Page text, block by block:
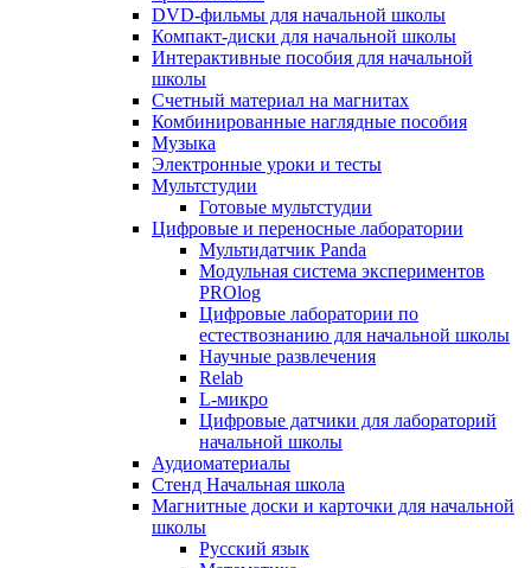
DVD-фильмы для начальной школы
Компакт-диски для начальной школы
Интерактивные пособия для начальной
школы
Счетный материал на магнитах
Комбинированные наглядные пособия
Музыка
Электронные уроки и тесты
Мультстудии
Готовые мультстудии
Цифровые и переносные лаборатории
Мультидатчик Panda
Модульная система экспериментов
PROlog
Цифровые лаборатории по
естествознанию для начальной школы
Научные развлечения
Relab
L-микро
Цифровые датчики для лабораторий
начальной школы
Аудиоматериалы
Стенд Начальная школа
Магнитные доски и карточки для начальной
школы
Русский язык